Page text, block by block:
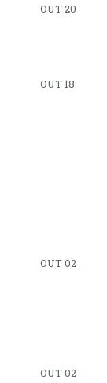
OUT 20
OUT 18
OUT 02
OUT 02